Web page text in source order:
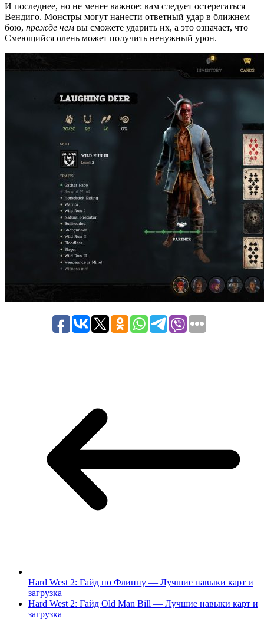
И последнее, но не менее важное: вам следует остерегаться
Вендиго. Монстры могут нанести ответный удар в ближнем
бою, прежде чем вы сможете ударить их, а это означает, что
Смеющийся олень может получить ненужный урон.
Hard West 2: Гайд по Флинну — Лучшие навыки карт и
загрузка
Hard West 2: Гайд Old Man Bill — Лучшие навыки карт и
загрузка